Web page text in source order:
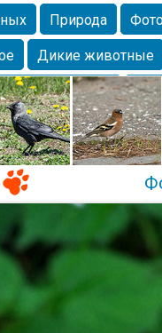
Природа
Дикие животные
Домашние
Дикие птицы Утка